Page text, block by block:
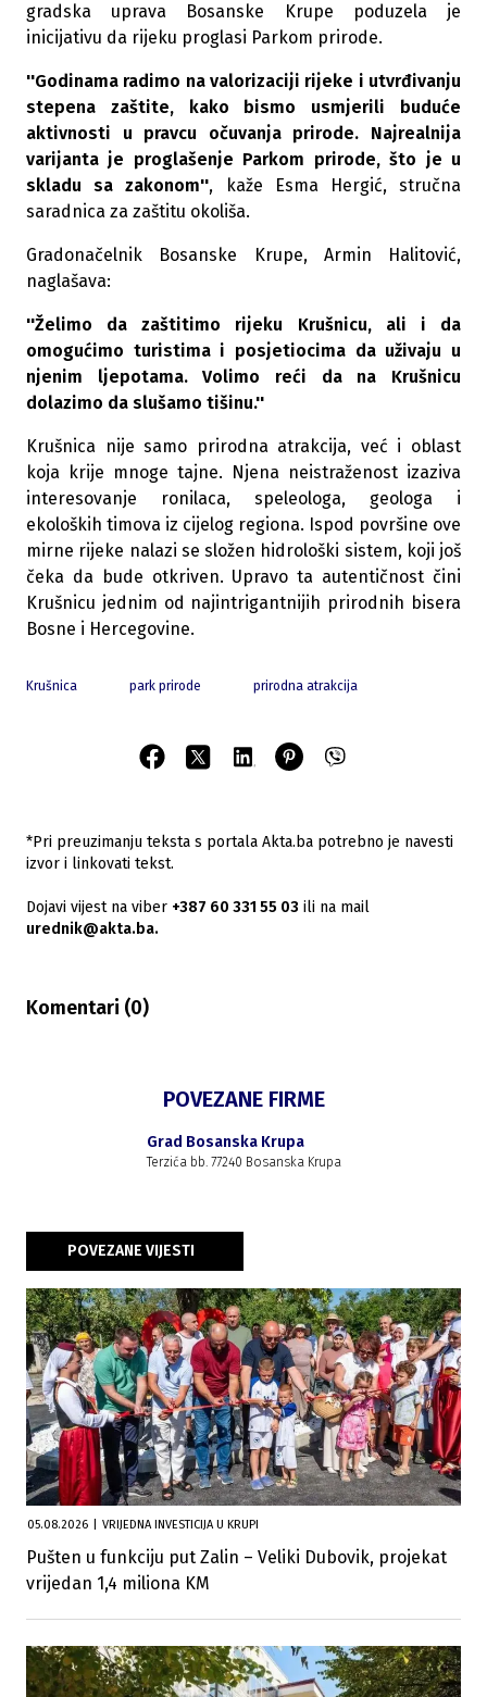
gradska uprava Bosanske Krupe poduzela je
inicijativu da rijeku proglasi Parkom prirode.
''Godinama radimo na valorizaciji rijeke i utvrđivanju
stepena zaštite, kako bismo usmjerili buduće
aktivnosti u pravcu očuvanja prirode. Najrealnija
varijanta je proglašenje Parkom prirode, što je u
skladu sa zakonom'', kaže Esma Hergić, stručna
saradnica za zaštitu okoliša.
Gradonačelnik Bosanske Krupe, Armin Halitović,
naglašava:
''Želimo da zaštitimo rijeku Krušnicu, ali i da
omogućimo turistima i posjetiocima da uživaju u
njenim ljepotama. Volimo reći da na Krušnicu
dolazimo da slušamo tišinu.''
Krušnica nije samo prirodna atrakcija, već i oblast
koja krije mnoge tajne. Njena neistraženost izaziva
interesovanje ronilaca, speleologa, geologa i
ekoloških timova iz cijelog regiona. Ispod površine ove
mirne rijeke nalazi se složen hidrološki sistem, koji još
čeka da bude otkriven. Upravo ta autentičnost čini
Krušnicu jednim od najintrigantnijih prirodnih bisera
Bosne i Hercegovine.
Krušnica park prirode prirodna atrakcija
*Pri preuzimanju teksta s portala Akta.ba potrebno je navesti
izvor i linkovati tekst.
Dojavi vijest na viber +387 60 331 55 03 ili na mail
urednik@akta.ba.
Komentari (0)
POVEZANE FIRME
Grad Bosanska Krupa
Terzića bb. 77240 Bosanska Krupa
POVEZANE VIJESTI
05.08.2026 VRIJEDNA INVESTICIJA U KRUPI
Pušten u funkciju put Zalin – Veliki Dubovik, projekat
vrijedan 1,4 miliona KM